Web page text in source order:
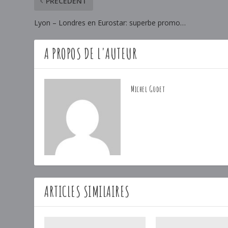
Lyon – Londres en Eurostar: superbe promo…
A PROPOS DE L'AUTEUR
Michel Godet
ARTICLES SIMILAIRES